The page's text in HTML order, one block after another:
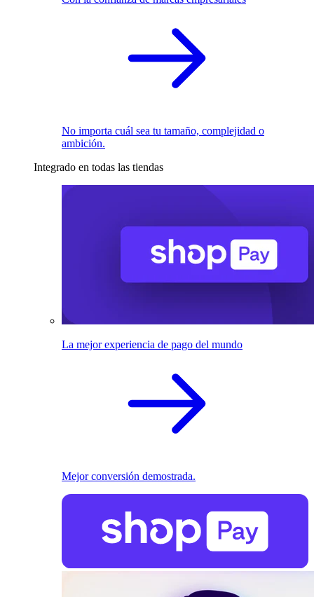
No importa cuál sea tu tamaño, complejidad o
ambición.
Integrado en todas las tiendas
La mejor experiencia de pago del mundo
Mejor conversión demostrada.